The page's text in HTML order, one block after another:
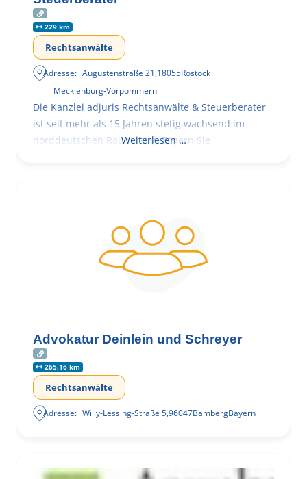
229 km
Rechtsanwälte
Adresse: Augustenstraße 21,18055Rostock
Mecklenburg-Vorpommern
Die Kanzlei adjuris Rechtsanwälte & Steuerberater
ist seit mehr als 15 Jahren stetig wachsend im
norddeutschen Raum tätig. Zögern Sie
Weiterlesen …
Advokatur Deinlein und Schreyer
265.16 km
Rechtsanwälte
Adresse: Willy-Lessing-Straße 5,96047BambergBayern